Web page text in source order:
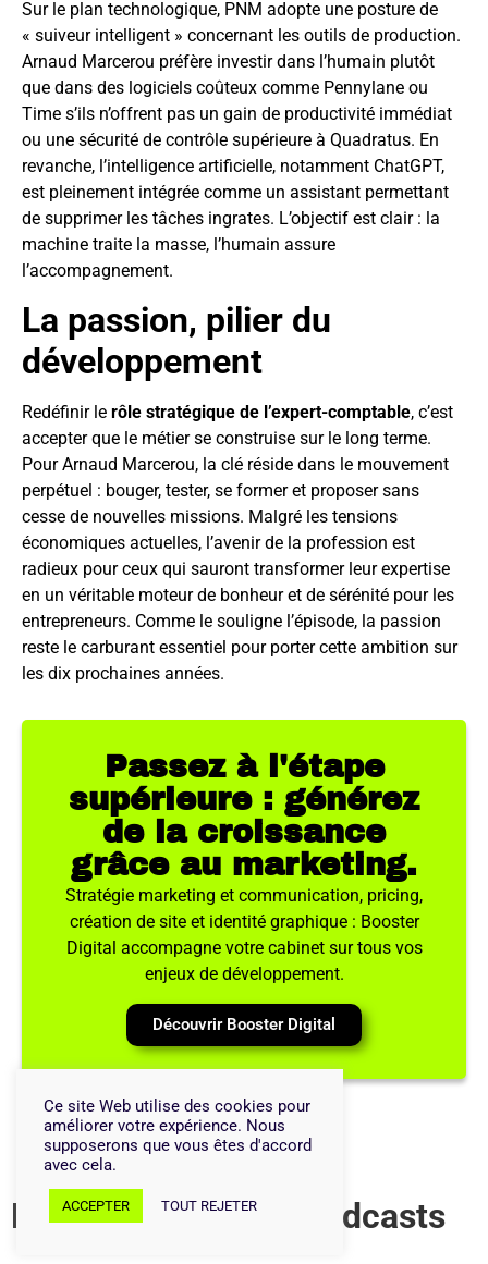
Sur le plan technologique, PNM adopte une posture de
« suiveur intelligent » concernant les outils de production.
Arnaud Marcerou préfère investir dans l’humain plutôt
que dans des logiciels coûteux comme Pennylane ou
Time s’ils n’offrent pas un gain de productivité immédiat
ou une sécurité de contrôle supérieure à Quadratus. En
revanche, l’intelligence artificielle, notamment ChatGPT,
est pleinement intégrée comme un assistant permettant
de supprimer les tâches ingrates. L’objectif est clair : la
machine traite la masse, l’humain assure
l’accompagnement.
La passion, pilier du
développement
Redéfinir le rôle stratégique de l’expert-comptable, c’est
accepter que le métier se construise sur le long terme.
Pour Arnaud Marcerou, la clé réside dans le mouvement
perpétuel : bouger, tester, se former et proposer sans
cesse de nouvelles missions. Malgré les tensions
économiques actuelles, l’avenir de la profession est
radieux pour ceux qui sauront transformer leur expertise
en un véritable moteur de bonheur et de sérénité pour les
entrepreneurs. Comme le souligne l’épisode, la passion
reste le carburant essentiel pour porter cette ambition sur
les dix prochaines années.
Passez à l'étape
supérieure : générez
de la croissance
grâce au marketing.
Stratégie marketing et communication, pricing,
création de site et identité graphique : Booster
Digital accompagne votre cabinet sur tous vos
enjeux de développement.
Découvrir Booster Digital
Découvrir d'autres podcasts
Ce site Web utilise des cookies pour
améliorer votre expérience. Nous
supposerons que vous êtes d'accord
avec cela.
ACCEPTER TOUT REJETER